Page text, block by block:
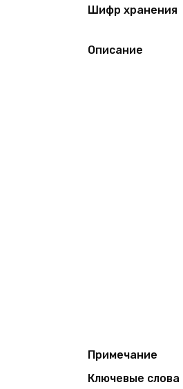
Шифр хранения
Описание
Примечание
Ключевые слова